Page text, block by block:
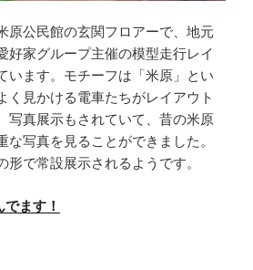
原公民館の玄関フロアーで、地元
好家グループ主催の模型走行レイ
います。モチーフは「米原」とい
く見かける電車たちがレイアウト
写真展示もされていて、昔の米原
な写真を見ることができました。
形で常設展示されるようです。
ます！